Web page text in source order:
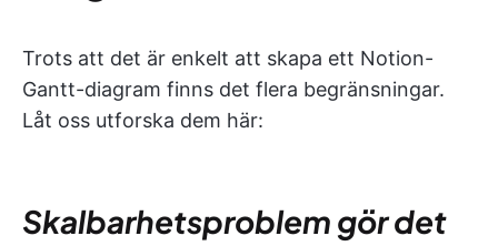
Trots att det är enkelt att skapa ett Notion-
Gantt-diagram finns det flera begränsningar.
Låt oss utforska dem här:
Skalbarhetsproblem gör det